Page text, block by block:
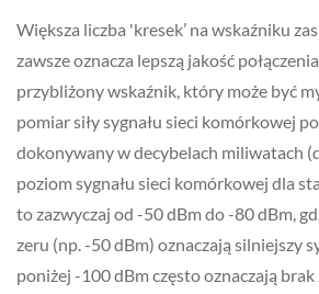
Większa liczba 'kresek’ na wskaźniku
zawsze oznacza lepszą jakość
przybliżony wskaźnik, który może być
pomiar siły sygnału sieci komórkowej
dokonywany w decybelach miliwatach
poziom sygnału sieci komórkowej dla
to zazwyczaj od -50 dBm do -80 dBm,
zeru (np. -50 dBm) oznaczają silniejszy
poniżej -100 dBm często oznaczają